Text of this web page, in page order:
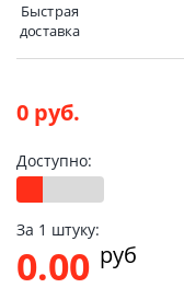
Быстрая
доставка
0 руб.
Доступно:
За 1 штуку:
0.00 pуб